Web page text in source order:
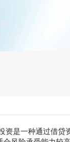
资是一种通过借贷